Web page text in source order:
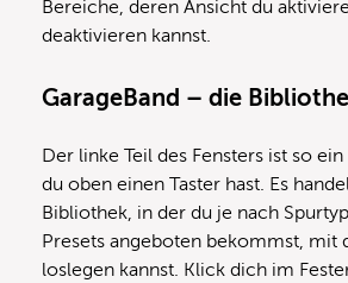
Bereiche, deren Ansicht du
deaktivieren kannst.
GarageBand – die
Der linke Teil des Fensters ist so
du oben einen Taster hast. Es
Bibliothek, in der du je nach
Presets angeboten bekommst, mit
loslegen kannst. Klick dich im